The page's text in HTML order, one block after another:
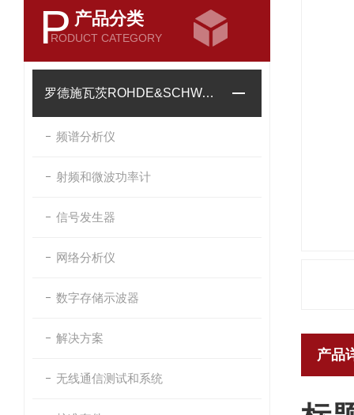
P 产品分类
RODUCT CATEGORY
罗德施瓦茨ROHDE&SCHWARZ
频谱分析仪
射频和微波功率计
信号发生器
网络分析仪
数字存储示波器
解决方案
无线通信测试和系统
产品